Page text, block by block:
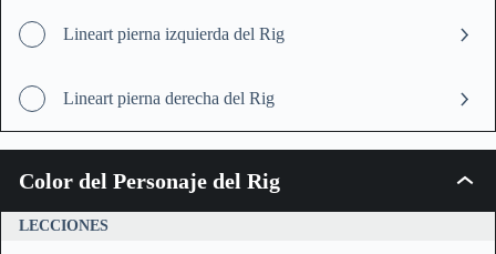
Lineart pierna izquierda del Rig
Lineart pierna derecha del Rig
Color del Personaje del Rig
Color
LECCIONES